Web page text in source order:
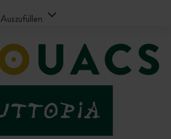
Auszufüllen